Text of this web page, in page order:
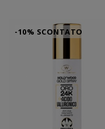
-10% SCONTATO